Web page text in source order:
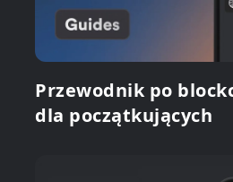
Przewodnik po
dla początkujących